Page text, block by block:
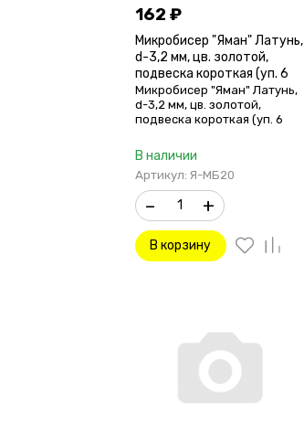
162 ₽
Микробисер "Яман" Латунь,
d-3,2 мм, цв. золотой,
подвеска короткая (уп. 6
шт.)
Микробисер "Яман" Латунь,
d-3,2 мм, цв. золотой,
подвеска короткая (уп. 6
В наличии
Артикул: Я-МБ20
– +
В корзину